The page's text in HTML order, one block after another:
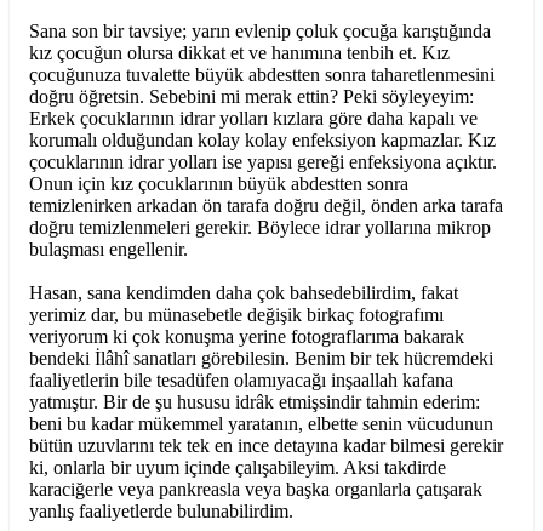
Sana son bir tavsiye; yarın evlenip çoluk çocuğa karıştığında
kız çocuğun olursa dikkat et ve hanımına tenbih et. Kız
çocuğunuza tuvalette büyük abdestten sonra taharetlenmesini
doğru öğretsin. Sebebini mi merak ettin? Peki söyleyeyim:
Erkek çocuklarının idrar yolları kızlara göre daha kapalı ve
korumalı olduğundan kolay kolay enfeksiyon kapmazlar. Kız
çocuklarının idrar yolları ise yapısı gereği enfeksiyona açıktır.
Onun için kız çocuklarının büyük abdestten sonra
temizlenirken arkadan ön tarafa doğru değil, önden arka tarafa
doğru temizlenmeleri gerekir. Böylece idrar yollarına mikrop
bulaşması engellenir.
Hasan, sana kendimden daha çok bahsedebilirdim, fakat
yerimiz dar, bu münasebetle değişik birkaç fotografımı
veriyorum ki çok konuşma yerine fotograflarıma bakarak
bendeki İlâhî sanatları görebilesin. Benim bir tek hücremdeki
faaliyetlerin bile tesadüfen olamıyacağı inşaallah kafana
yatmıştır. Bir de şu hususu idrâk etmişsindir tahmin ederim:
beni bu kadar mükemmel yaratanın, elbette senin vücudunun
bütün uzuvlarını tek tek en ince detayına kadar bilmesi gerekir
ki, onlarla bir uyum içinde çalışabileyim. Aksi takdirde
karaciğerle veya pankreasla veya başka organlarla çatışarak
yanlış faaliyetlerde bulunabilirdim.